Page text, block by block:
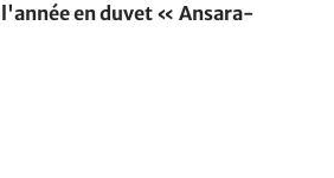
en duvet « Ansara-